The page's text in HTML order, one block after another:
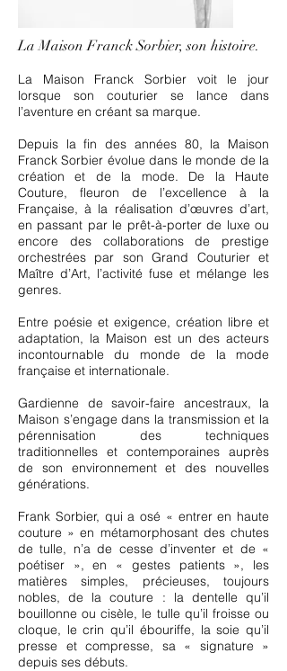
La Maison Franck Sorbier, son histoire.
La Maison Franck Sorbier voit le jour
lorsque son couturier se lance dans
l’aventure en créant sa marque.
Depuis la fin des années 80, la Maison
Franck Sorbier évolue dans le monde de la
création et de la mode. De la Haute
Couture, fleuron de l’excellence à la
Française, à la réalisation d’œuvres d’art,
en passant par le prêt-à-porter de luxe ou
encore des collaborations de prestige
orchestrées par son Grand Couturier et
Maître d’Art, l’activité fuse et mélange les
genres.
Entre poésie et exigence, création libre et
adaptation, la Maison est un des acteurs
incontournable du monde de la mode
française et internationale.
Gardienne de savoir-faire ancestraux, la
Maison s’engage dans la transmission et la
pérennisation des techniques
traditionnelles et contemporaines auprès
de son environnement et des nouvelles
générations.
Frank Sorbier, qui a osé « entrer en haute
couture » en métamorphosant des chutes
de tulle, n’a de cesse d’inventer et de «
poétiser », en « gestes patients », les
matières simples, précieuses, toujours
nobles, de la couture : la dentelle qu’il
bouillonne ou cisèle, le tulle qu’il froisse ou
cloque, le crin qu’il ébouriffe, la soie qu’il
presse et compresse, sa « signature »
depuis ses débuts.